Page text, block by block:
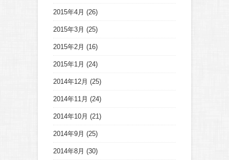
2015年4月 (26)
2015年3月 (25)
2015年2月 (16)
2015年1月 (24)
2014年12月 (25)
2014年11月 (24)
2014年10月 (21)
2014年9月 (25)
2014年8月 (30)